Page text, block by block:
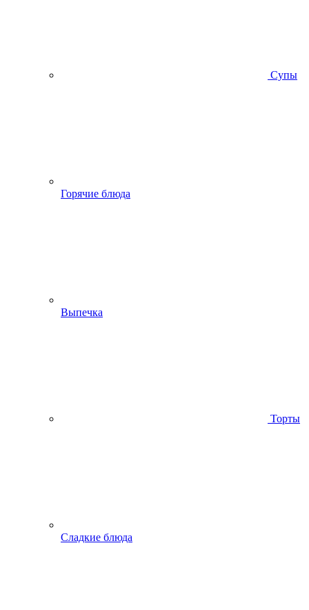
Супы
Горячие блюда
Выпечка
Торты
Сладкие блюда